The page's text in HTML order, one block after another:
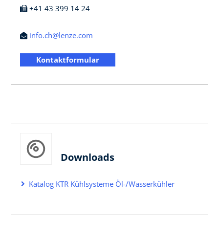
+41 43 399 14 24
info.ch@lenze.com
Kontaktformular
Downloads
Katalog KTR Kühlsysteme Öl-/Wasserkühler